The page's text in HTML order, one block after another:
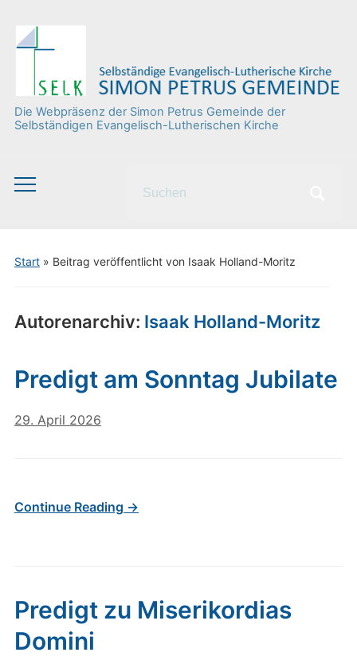
Die Webpräsenz der Simon Petrus Gemeinde der
Selbständigen Evangelisch-Lutherischen Kirche
Toggle
for:
Start» Beitrag veröffentlicht von Isaak Holland-Moritz
Autorenarchiv: Isaak Holland-Moritz
Predigt am Sonntag Jubilate
29. April 2026
Continue Reading →
Predigt zu Miserikordias
Domini